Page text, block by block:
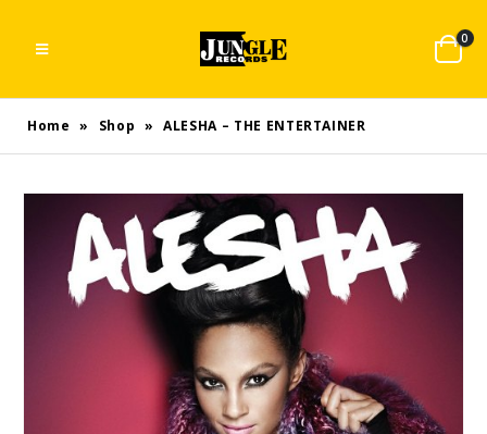
0
Home » Shop » ALESHA – THE ENTERTAINER